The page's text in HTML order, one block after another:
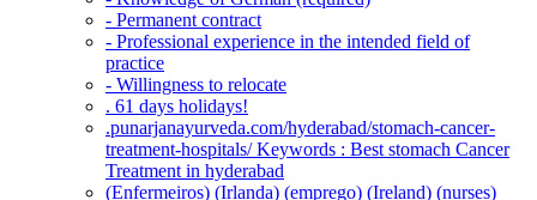
- Permanent contract
- Professional experience in the intended field of
practice
- Willingness to relocate
. 61 days holidays!
.punarjanayurveda.com/hyderabad/stomach-cancer-
treatment-hospitals/ Keywords : Best stomach Cancer
Treatment in hyderabad
(Enfermeiros) (Irlanda) (emprego) (Ireland) (nurses)